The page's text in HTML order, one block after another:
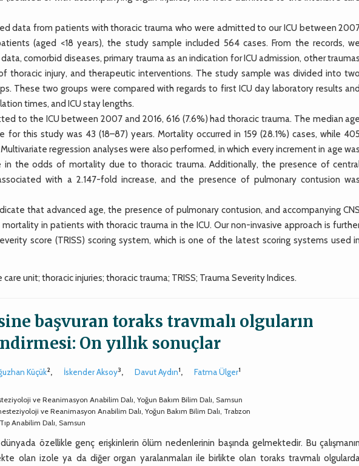
data from patients with thoracic trauma who were admitted to our ICU between
(aged <18 years), the study sample included 564 cases. From the records, we
comorbid diseases, primary trauma as an indication for ICU admission, other traumas
thoracic injury, and therapeutic interventions. The study sample was divided into two
These two groups were compared with regards to first ICU day laboratory results and
times, and ICU stay lengths.
to the ICU between 2007 and 2016, 616 (7.6%) had thoracic trauma. The median age
this study was 43 (18–87) years. Mortality occurred in 159 (28.1%) cases, while 405
regression analyses were also performed, in which every increment in age was
in the odds of mortality due to thoracic trauma. Additionally, the presence of
with a 2.147-fold increase, and the presence of pulmonary contusion was
that advanced age, the presence of pulmonary contusion, and accompanying CNS
in patients with thoracic trauma in the ICU. Our non-invasive approach is
score (TRISS) scoring system, which is one of the latest scoring systems used in
unit; thoracic injuries; thoracic trauma; TRISS; Trauma Severity Indices.
başvuran toraks travmalı olguların
On yıllık sonuçlar
Küçük2, İskender Aksoy3, Davut Aydın1, Fatma Ülger1
ve Reanimasyon Anabilim Dalı, Yoğun Bakım Bilim Dalı, Samsun
ve Reanimasyon Anabilim Dalı, Yoğun Bakım Bilim Dalı, Trabzon
Anabilim Dalı, Samsun
özellikle genç erişkinlerin ölüm nedenlerinin başında gelmektedir. Bu çalışmanın
olan izole ya da diğer organ yaralanmaları ile birlikte olan toraks travmalı olgularda